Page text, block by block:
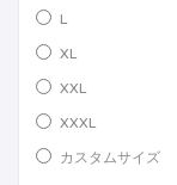
L
XL
XXL
XXXL
カスタムサイズ